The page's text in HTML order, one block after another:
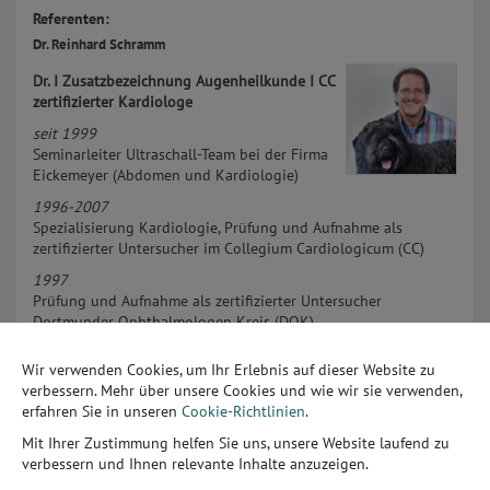
Referenten:
Dr. Reinhard Schramm
Dr. I Zusatzbezeichnung Augenheilkunde I CC
zertifizierter Kardiologe
seit 1999
Seminarleiter Ultraschall-Team bei der Firma
Eickemeyer (Abdomen und Kardiologie)
1996-2007
Spezialisierung Kardiologie, Prüfung und Aufnahme als
zertifizierter Untersucher im Collegium Cardiologicum (CC)
1997
Prüfung und Aufnahme als zertifizierter Untersucher
Dortmunder Ophthalmologen Kreis (DOK)
Spezialisierung Innere Medizin, Zertifikat Untersucher PKD bei
Katzen
Spezialisierung Ophthalmologie und Zusatzbezeichnung
Augenheilkunde
Wir verwenden Cookies, um Ihr Erlebnis auf dieser Website zu
verbessern. Mehr über unsere Cookies und wie wir sie verwenden,
erfahren Sie in unseren Cookie-Richtlinien.
Mit Ihrer Zustimmung helfen Sie uns, unsere Website laufend zu
verbessern und Ihnen relevante Inhalte anzuzeigen.